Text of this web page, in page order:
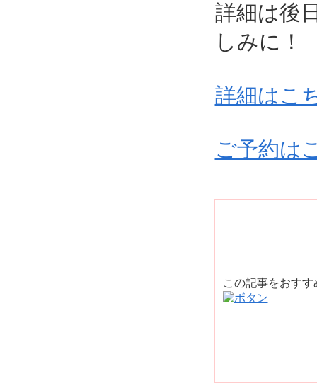
詳細は後
しみに！
詳細はこ
ご予約は
この記事をおす